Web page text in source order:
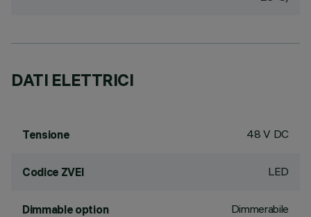
DATI ELETTRICI
Tensione 48 V DC
Codice ZVEI LED
Dimmable option Dimmerabile